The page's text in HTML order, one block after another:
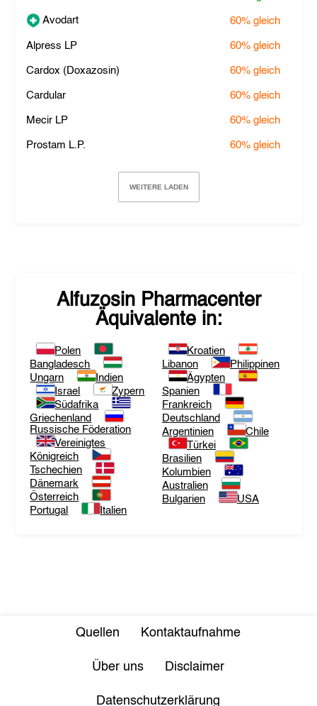
Avodart 60% gleich
Alpress LP 60% gleich
Cardox (Doxazosin) 60% gleich
Cardular 60% gleich
Mecir LP 60% gleich
Prostam L.P. 60% gleich
WEITERE LADEN
Alfuzosin Pharmacenter
Äquivalente in:
Polen
Bangladesch
Ungarn
Indien
Israel
Zypern
Südafrika
Griechenland
Russische Föderation
Vereinigtes
Königreich
Tschechien
Dänemark
Österreich
Portugal
Italien
Kroatien
Libanon
Philippinen
Ägypten
Spanien
Frankreich
Deutschland
Argentinien
Chile
Türkei
Brasilien
Kolumbien
Australien
Bulgarien
USA
Quellen Kontaktaufnahme
Über uns Disclaimer
Datenschutzerklärung